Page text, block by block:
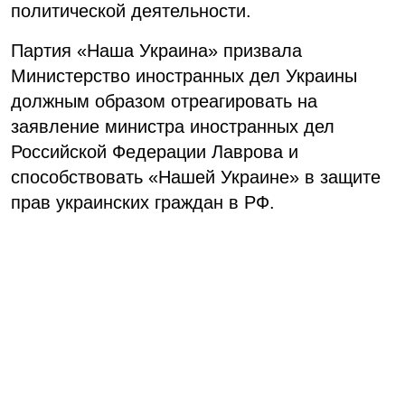
политической деятельности.
Партия «Наша Украина» призвала
Министерство иностранных дел Украины
должным образом отреагировать на
заявление министра иностранных дел
Российской Федерации Лаврова и
способствовать «Нашей Украине» в защите
прав украинских граждан в РФ.